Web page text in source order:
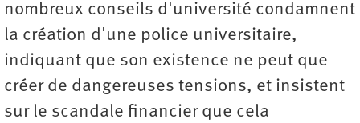
nombreux conseils d'université condamnent
la création d'une police universitaire,
indiquant que son existence ne peut que
créer de dangereuses tensions, et insistent
sur le scandale financier que cela